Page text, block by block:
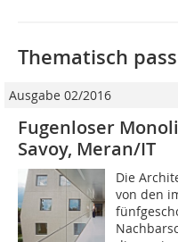
Thematisch
Ausgabe 02/2016
Fugenloser
Savoy, Meran/IT
Die
von den